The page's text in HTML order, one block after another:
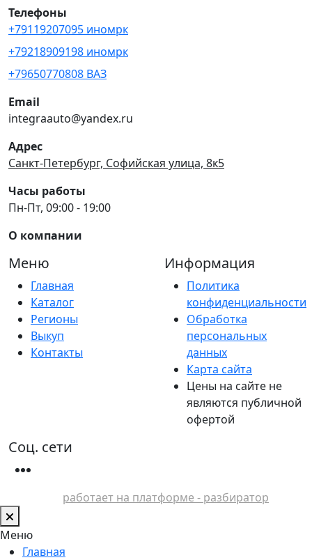
Телефоны
+79119207095 иномрк
+79218909198 иномрк
+79650770808 ВАЗ
Email
integraauto@yandex.ru
Адрес
Санкт-Петербург, Софийская улица, 8к5
Часы работы
Пн-Пт, 09:00 - 19:00
О компании
Меню
Главная
Каталог
Регионы
Выкуп
Контакты
Информация
Политика
конфиденциальности
Обработка
персональных
данных
Карта сайта
Цены на сайте не
являются публичной
офертой
Соц. сети
работает на платформе - разбиратор
Меню
Главная